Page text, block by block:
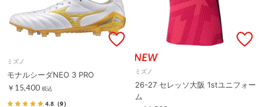
ミズノ
モナルシーダNEO 3 PRO
￥15,400 税込
4.8 （9）
ミズノ
26-27 セレッソ大阪 1stユニフォー
ム